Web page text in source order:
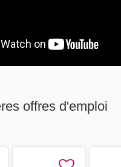
offres d'emploi